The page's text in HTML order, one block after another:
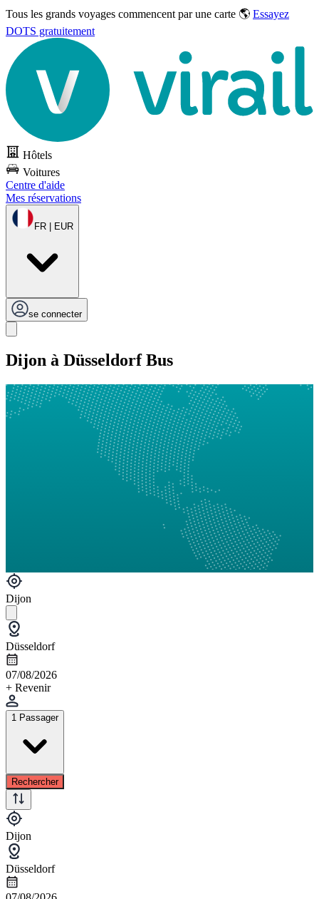
Tous les grands voyages commencent par une carte 🌎 Essayez
DOTS gratuitement
Hôtels
Voitures
Centre d'aide
Mes réservations
FR | EUR
se connecter
Dijon à Düsseldorf Bus
Dijon
Düsseldorf
07/08/2026
+ Revenir
1 Passager
Rechercher
Dijon
Düsseldorf